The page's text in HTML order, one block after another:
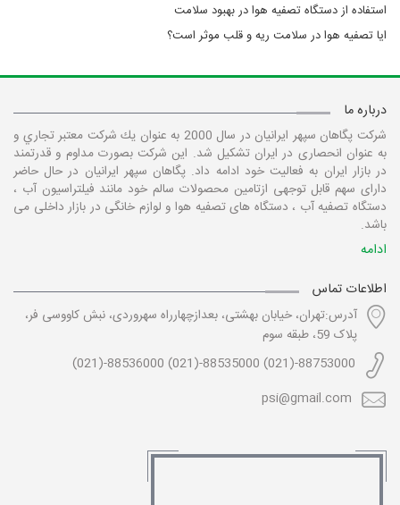
استفاده از دستگاه تصفیه هوا در بهبود سلامت
ایا تصفیه هوا در سلامت ریه و قلب موثر است؟
درباره ما
شركت پگاهان سپهر ایرانیان در سال 2000 به عنوان يك شركت معتبر تجاري و
به عنوان انحصاری در ايران تشكيل شد. این شرکت بصورت مداوم و قدرتمند
در بازار ایران به فعالیت خود ادامه داد. پگاهان سپهر ایرانیان در حال حاضر
دارای سهم قابل توجهی ازتامین محصولات سالم خود مانند فیلتراسیون آب ،
دستگاه تصفیه آب ، دستگاه های تصفیه هوا و لوازم خانگی در بازار داخلی می
باشد.
ادامه
اطلاعات تماس
آدرس:تهران، خیابان بهشتی، بعدازچهارراه سهروردی، نبش کاووسی فر،
پلاک 59، طبقه سوم
88753000-(021) 88535000-(021) 88536000-(021)
psi@gmail.com